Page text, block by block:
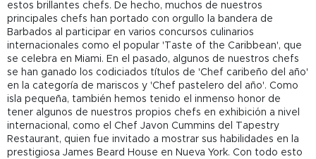
estos brillantes chefs. De hecho, muchos de nuestros
principales chefs han portado con orgullo la bandera de
Barbados al participar en varios concursos culinarios
internacionales como el popular 'Taste of the Caribbean', que
se celebra en Miami. En el pasado, algunos de nuestros chefs
se han ganado los codiciados títulos de 'Chef caribeño del año'
en la categoría de mariscos y 'Chef pastelero del año'. Como
isla pequeña, también hemos tenido el inmenso honor de
tener algunos de nuestros propios chefs en exhibición a nivel
internacional, como el Chef Javon Cummins del Tapestry
Restaurant, quien fue invitado a mostrar sus habilidades en la
prestigiosa James Beard House en Nueva York. Con todo esto